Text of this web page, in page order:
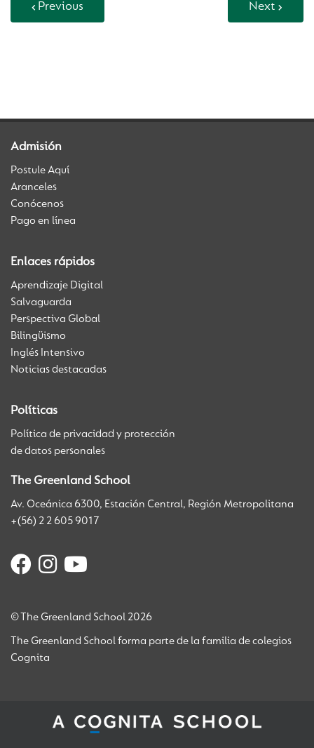
Previous Next
Admisión
Postule Aquí
Aranceles
Conócenos
Pago en línea
Enlaces rápidos
Aprendizaje Digital
Salvaguarda
Perspectiva Global
Bilingüismo
Inglés Intensivo
Noticias destacadas
Políticas
Política de privacidad y protección
de datos personales
The Greenland School
Av. Oceánica 6300, Estación Central, Región Metropolitana
+(56) 2 2 605 9017
© The Greenland School 2026
The Greenland School forma parte de la familia de colegios
Cognita